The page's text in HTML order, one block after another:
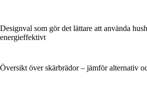
Designval som gör det lättare att använda
energieffektivt
Översikt över skärbrädor – jämför alternativ